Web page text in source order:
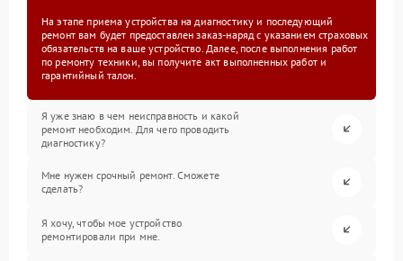
На этапе приема устройства на диагностику и последующий
ремонт вам будет предоставлен заказ-наряд с указанием страховых
обязательств на ваше устройство. Далее, после выполнения работ
по ремонту техники, вы получите акт выполненных работ и
гарантийный талон.
Я уже знаю в чем неисправность и какой
ремонт необходим. Для чего проводить
диагностику?
Мне нужен срочный ремонт. Сможете
сделать?
Я хочу, чтобы мое устройство
ремонтировали при мне.